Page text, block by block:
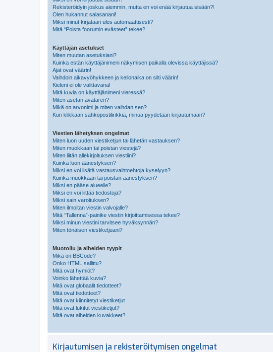
Rekisteröidyin joskus aiemmin, mutta en voi enää kirjautua sisään?!
Olen hukannut salasanani!
Miksi minut kirjataan ulos automaattisesti?
Mitä “Poista foorumin evästeet” tekee?
Käyttäjän asetukset
Miten muutan asetuksiani?
Kuinka estän käyttäjänimeni näkymisen paikalla olevissa käyttäjissä?
Ajat ovat väärin!
Vaihdoin aikavyöhykkeen ja kellonaika on silti väärin!
Kieleni ei ole valittavana!
Mitä kuvia on käyttäjänimeni vieressä?
Miten asetan avataren?
Mikä on arvonimi ja miten vaihdan sen?
Kun klikkaan sähköpostilinkkiä, minua pyydetään kirjautumaan?
Viestien lähetyksen ongelmat
Miten luon uuden viestiketjun tai lähetän vastauksen?
Miten muokkaan tai poistan viestejä?
Miten liitän allekirjoituksen viestiini?
Kuinka luon äänestyksen?
Miksi en voi lisätä vastausvaihtoehtoja kyselyyn?
Kuinka muokkaan tai poistan äänestyksen?
Miksi en pääse alueelle?
Miksi en voi liittää tiedostoja?
Miksi sain varoituksen?
Miten ilmoitan viestin valvojalle?
Mitä “Tallenna”-painike viestin kirjoittamisessa tekee?
Miksi minun viestini tarvitsee hyväksynnän?
Miten tönäisen viestiketjuani?
Muotoilu ja aiheiden tyypit
Mikä on BBCode?
Onko HTML sallittu?
Mitä ovat hymiöt?
Voinko lähettää kuvia?
Mitä ovat globaalit tiedotteet?
Mitä ovat tiedotteet?
Mitä ovat kiinnitetyt viestiketjut
Mitä ovat lukitut viestiketjut?
Mitä ovat aiheiden kuvakkeet?
Kirjautumisen ja rekisteröitymisen ongelmat